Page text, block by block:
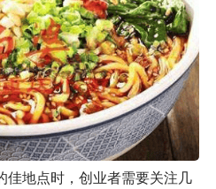
地点时，创业者需要关注几